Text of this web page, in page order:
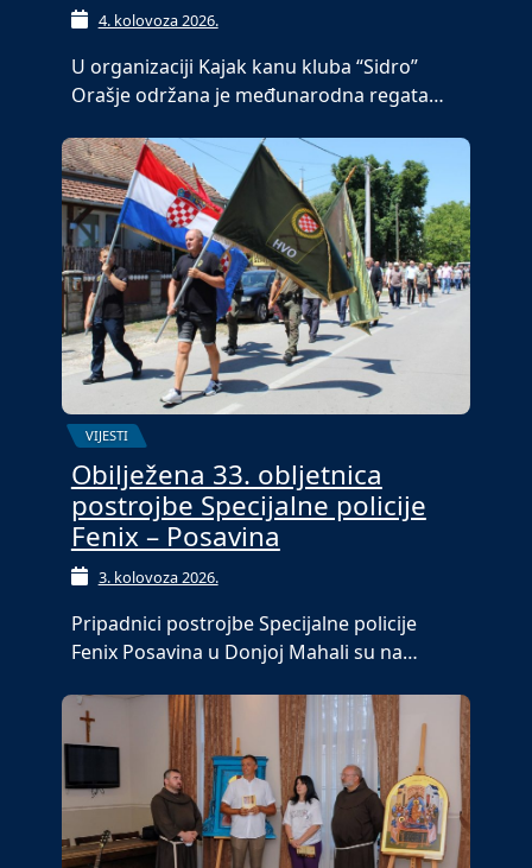
4. kolovoza 2026.
U organizaciji Kajak kanu kluba “Sidro”
Orašje održana je međunarodna regata…
VIJESTI
Obilježena 33. obljetnica
postrojbe Specijalne policije
Fenix – Posavina
3. kolovoza 2026.
Pripadnici postrojbe Specijalne policije
Fenix Posavina u Donjoj Mahali su na…